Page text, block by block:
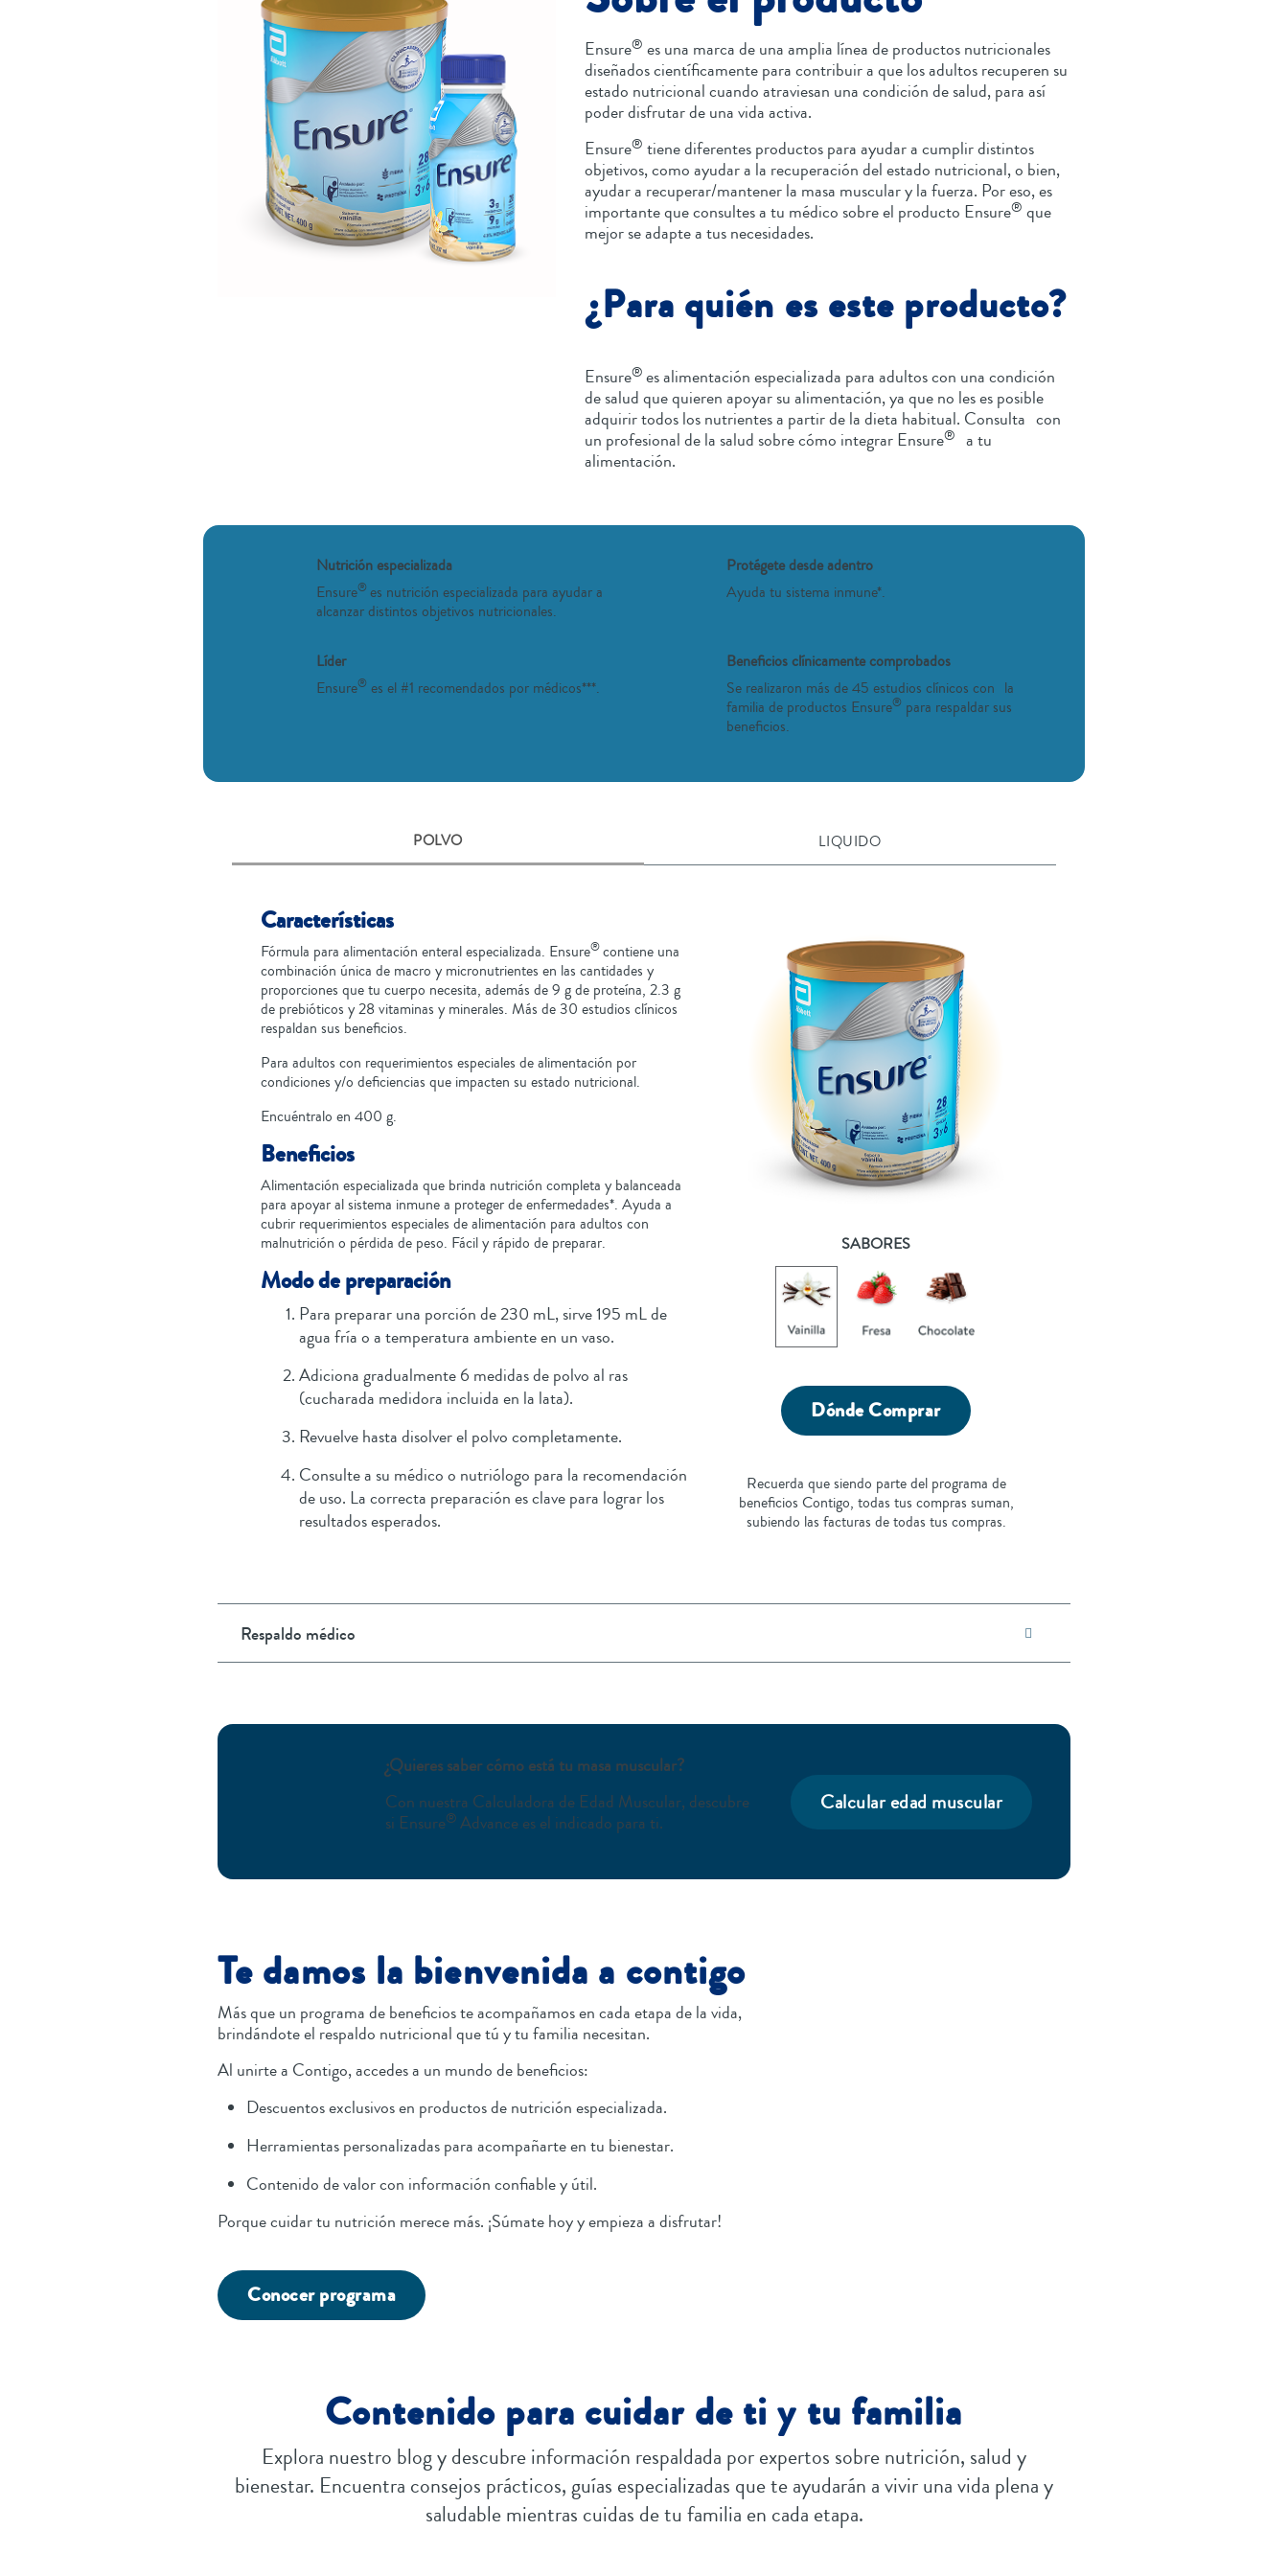
Ensure® es una marca de una amplia línea de productos nutricionales
diseñados científicamente para contribuir a que los adultos recuperen su
estado nutricional cuando atraviesan una condición de salud, para así
poder disfrutar de una vida activa.
Ensure® tiene diferentes productos para ayudar a cumplir distintos
objetivos, como ayudar a la recuperación del estado nutricional, o bien,
ayudar a recuperar/mantener la masa muscular y la fuerza. Por eso, es
importante que consultes a tu médico sobre el producto Ensure® que
mejor se adapte a tus necesidades.
¿Para quién es este producto?
Ensure® es alimentación especializada para adultos con una condición
de salud que quieren apoyar su alimentación, ya que no les es posible
adquirir todos los nutrientes a partir de la dieta habitual. Consulta con
un profesional de la salud sobre cómo integrar Ensure®
a tu
alimentación.
Nutrición especializada
Ensure® es nutrición especializada para ayudar a
alcanzar distintos objetivos nutricionales.
Líder
Ensure® es el #1 recomendados por médicos***.
Protégete desde adentro
Ayuda tu sistema inmune*.
Beneficios clínicamente comprobados
Se realizaron más de 45 estudios clínicos con la
familia de productos Ensure® para respaldar sus
beneficios.
POLVO LIQUIDO
Características
Fórmula para alimentación enteral especializada. Ensure®contiene una
combinación única de macro y micronutrientes en las cantidades y
proporciones que tu cuerpo necesita, además de 9 g de proteína, 2.3 g
de prebióticos y 28 vitaminas y minerales. Más de 30 estudios clínicos
respaldan sus beneficios.
Para adultos con requerimientos especiales de alimentación por
condiciones y/o deficiencias que impacten su estado nutricional.
Encuéntralo en 400 g.
Beneficios
Alimentación especializada que brinda nutrición completa y balanceada
para apoyar al sistema inmune a proteger de enfermedades*. Ayuda a
cubrir requerimientos especiales de alimentación para adultos con
malnutrición o pérdida de peso. Fácil y rápido de preparar.
Modo de preparación
Para preparar una porción de 230 mL, sirve 195 mL de
agua fría o a temperatura ambiente en un vaso.
Adiciona gradualmente 6 medidas de polvo al ras
(cucharada medidora incluida en la lata).
Revuelve hasta disolver el polvo completamente.
Consulte a su médico o nutriólogo para la recomendación
de uso. La correcta preparación es clave para lograr los
resultados esperados.
SABORES
Dónde Comprar
Recuerda que siendo parte del programa de
beneficios Contigo, todas tus compras suman,
subiendo las facturas de todas tus compras.
Respaldo médico
¿Quieres saber cómo está tu masa muscular?
Con nuestra Calculadora de Edad Muscular, descubre
si Ensure® Advance es el indicado para ti.
Calcular edad muscular
Te damos la bienvenida a contigo
Más que un programa de beneficios te acompañamos en cada etapa de la vida,
brindándote el respaldo nutricional que tú y tu familia necesitan.
Al unirte a Contigo, accedes a un mundo de beneficios:
Descuentos exclusivos en productos de nutrición especializada.
Herramientas personalizadas para acompañarte en tu bienestar.
Contenido de valor con información confiable y útil.
Porque cuidar tu nutrición merece más. ¡Súmate hoy y empieza a disfrutar!
Conocer programa
Contenido para cuidar de ti y tu familia
Explora nuestro blog y descubre información respaldada por expertos sobre nutrición, salud y
bienestar. Encuentra consejos prácticos, guías especializadas que te ayudarán a vivir una vida plena y
saludable mientras cuidas de tu familia en cada etapa.